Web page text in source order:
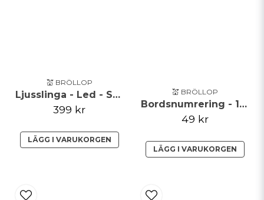
💒 BRÖLLOP
Ljusslinga - Led - Svart
399 kr
LÄGG I VARUKORGEN
💒 BRÖLLOP
Bordsnumrering - 1-20 - Clear/Guld
49 kr
LÄGG I VARUKORGEN